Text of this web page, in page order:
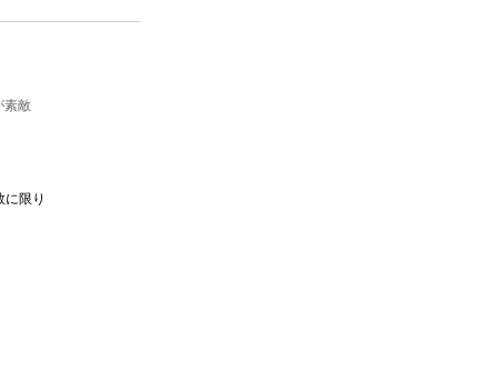
素敵
限り